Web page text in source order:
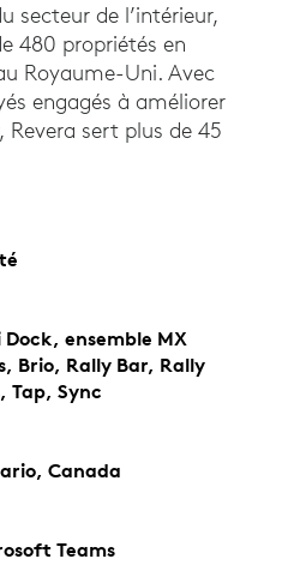
secteur de l’intérieur,
480 propriétés en
Royaume-Uni. Avec
engagés à améliorer
Revera sert plus de 45
Dock, ensemble MX
Brio, Rally Bar, Rally
Tap, Sync
Canada
Teams